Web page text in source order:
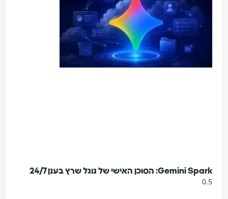
Gemini Spark: הסוכן האישי של גוגל שרץ בענן 24/7